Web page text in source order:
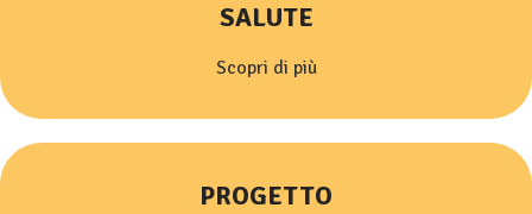
SALUTE
Scopri di più
PROGETTO